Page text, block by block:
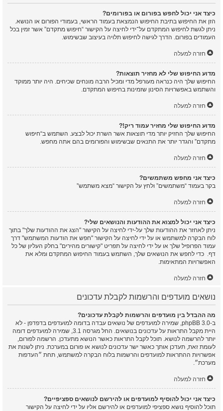
כיצד אני יכול לחפש בפורום או בפורומים?
הזן את החיפוש בתיבת החיפוש הנמצאת בעמוד הראשי, בעמודי הפורום או הנושא.
ניתן לגשת לחיפוש המתקדם על־ידי לחיצה על הקישור “חיפוש מתקדם” אשר זמין בכל
העמודים בפורום. הדרך לגישה לחיפוש תלויה בעיצוב שבשימוש.
חזרה למעלה
מדוע החיפוש שלי לא מחזיר תוצאות?
החיפוש שלך היה כנראה מעורפל מדי ומכיל הרבה מונחים שכיחים. היה יותר ממוקד
והשתמש באפשרויות הסינון שזמינות בחיפוש המתקדם.
חזרה למעלה
מדוע החיפוש שלי מחזיר עמוד ריק!?
החיפוש שלך החזיק יותר מדי תוצאות אשר השרת יכול לבצע. השתמש ב“חיפוש
מתקדם” והגדר יותר את התנאים שבשימוש והפורומים בהם אתה מחפש.
חזרה למעלה
כיצד אני מחפש משתמשים?
בקר בעמוד “משתמשים” ולחץ על הקישור “מצא משתמש”
חזרה למעלה
כיצד אני יכול למצוא את ההודעות והנושאים שלי?
ניתן לאחזר את ההודעות שלך על-ידי לחיצה על הקישור "הצג את ההודעות שלך" בתוך
לוח הבקרה למשתמש או על ידי לחיצה על הקישור "חפש את הודעות המשתמש" דרך
עמוד הפרופיל שלך או על ידי לחיצה על תפריט "קישורים מהירים" בחלק העליון של כל
דף. כדי לחפש את הנושאים שלך, השתמש בעמוד החיפוש המתקדם ומלא את
האפשרויות המתאימות.
חזרה למעלה
נושאים מועדפים והרשמות לקבלת עדכונים
מה ההבדל בין מועדפים והרשמות לקבלת עדכונים?
ב-phpBB 3.0, שמירה למועדפים של נושאים עבדה בדומה למועדפים בדפדפן - לא
היית מקבל התראות על עדכונים בנושאים. החל מגרסה 3.1, שמירה למועדפים דומה
יותר להרשמה לנושא. תוכל לקבל התראות כאשר הנושא מתעדכן. הרשמה לפורום,
לעומת זאת, תעדכן אותך כאשר ישר עדכונים לנושא או פורום במערכת. ניתן לשנות את
אפשרויות ההתראות למועדפים והרשמות בלוח הבקרה למשתמש, תחת ״העדפות
מערכת״.
חזרה למעלה
כיצד אני יכול להוסיף למועדפים או להירשם לנושאים ספציפיים?
תוכל להוסיף נושא ספציפי למועדפים או להירשם אליו על ידי לחיצה על הקישור